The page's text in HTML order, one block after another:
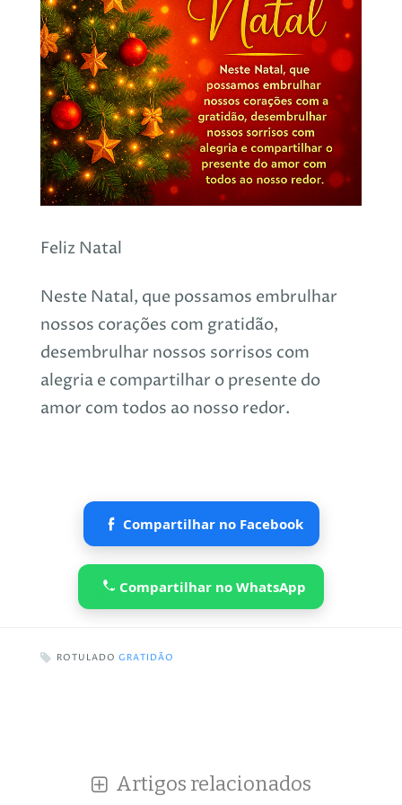
Feliz Natal
Neste Natal, que possamos embrulhar
nossos corações com gratidão,
desembrulhar nossos sorrisos com
alegria e compartilhar o presente do
amor com todos ao nosso redor.
Compartilhar no Facebook
Compartilhar no WhatsApp
ROTULADO GRATIDÃO
Artigos relacionados